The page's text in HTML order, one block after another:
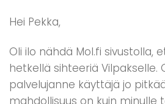
Hei Pekka,
Oli ilo nähdä Mol.fi sivustolla,
hetkellä sihteeriä Vilpakselle.
palvelujanne käyttäjä jo
mahdollisuus on kuin minulle